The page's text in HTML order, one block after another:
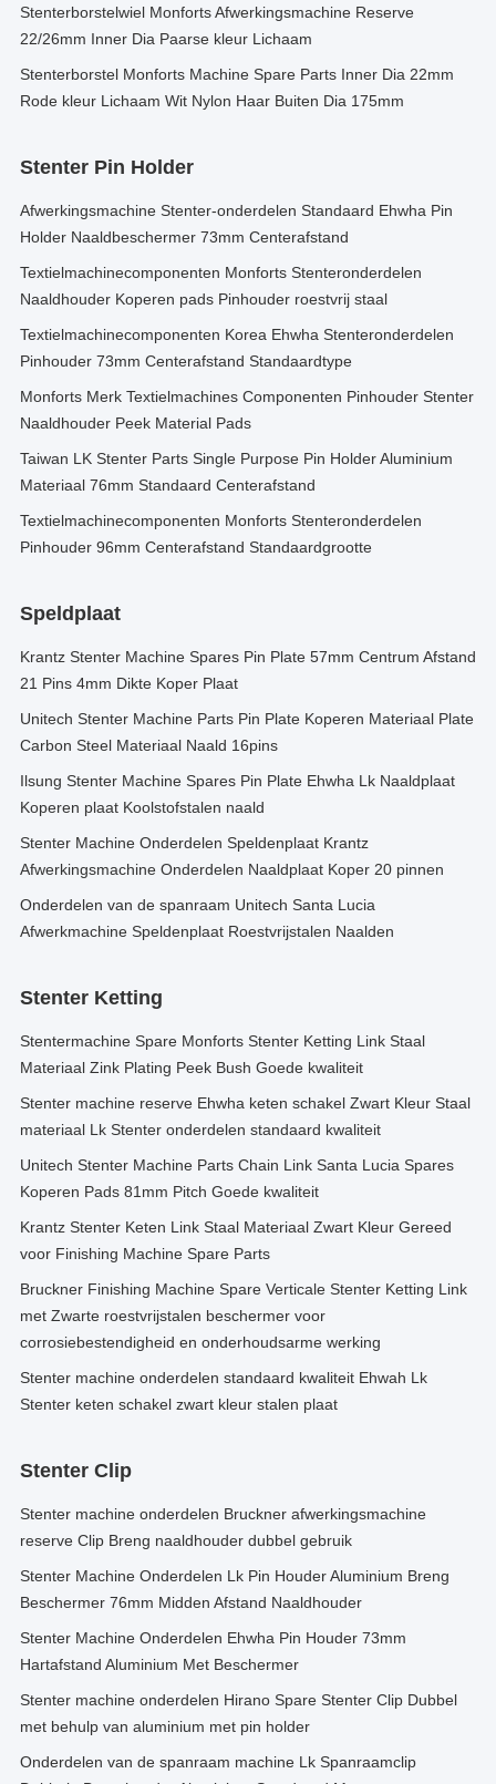
Stenterborstelwiel Monforts Afwerkingsmachine Reserve
22/26mm Inner Dia Paarse kleur Lichaam
Stenterborstel Monforts Machine Spare Parts Inner Dia 22mm
Rode kleur Lichaam Wit Nylon Haar Buiten Dia 175mm
Stenter Pin Holder
Afwerkingsmachine Stenter-onderdelen Standaard Ehwha Pin
Holder Naaldbeschermer 73mm Centerafstand
Textielmachinecomponenten Monforts Stenteronderdelen
Naaldhouder Koperen pads Pinhouder roestvrij staal
Textielmachinecomponenten Korea Ehwha Stenteronderdelen
Pinhouder 73mm Centerafstand Standaardtype
Monforts Merk Textielmachines Componenten Pinhouder Stenter
Naaldhouder Peek Material Pads
Taiwan LK Stenter Parts Single Purpose Pin Holder Aluminium
Materiaal 76mm Standaard Centerafstand
Textielmachinecomponenten Monforts Stenteronderdelen
Pinhouder 96mm Centerafstand Standaardgrootte
Speldplaat
Krantz Stenter Machine Spares Pin Plate 57mm Centrum Afstand
21 Pins 4mm Dikte Koper Plaat
Unitech Stenter Machine Parts Pin Plate Koperen Materiaal Plate
Carbon Steel Materiaal Naald 16pins
Ilsung Stenter Machine Spares Pin Plate Ehwha Lk Naaldplaat
Koperen plaat Koolstofstalen naald
Stenter Machine Onderdelen Speldenplaat Krantz
Afwerkingsmachine Onderdelen Naaldplaat Koper 20 pinnen
Onderdelen van de spanraam Unitech Santa Lucia
Afwerkmachine Speldenplaat Roestvrijstalen Naalden
Stenter Ketting
Stentermachine Spare Monforts Stenter Ketting Link Staal
Materiaal Zink Plating Peek Bush Goede kwaliteit
Stenter machine reserve Ehwha keten schakel Zwart Kleur Staal
materiaal Lk Stenter onderdelen standaard kwaliteit
Unitech Stenter Machine Parts Chain Link Santa Lucia Spares
Koperen Pads 81mm Pitch Goede kwaliteit
Krantz Stenter Keten Link Staal Materiaal Zwart Kleur Gereed
voor Finishing Machine Spare Parts
Bruckner Finishing Machine Spare Verticale Stenter Ketting Link
met Zwarte roestvrijstalen beschermer voor
corrosiebestendigheid en onderhoudsarme werking
Stenter machine onderdelen standaard kwaliteit Ehwah Lk
Stenter keten schakel zwart kleur stalen plaat
Stenter Clip
Stenter machine onderdelen Bruckner afwerkingsmachine
reserve Clip Breng naaldhouder dubbel gebruik
Stenter Machine Onderdelen Lk Pin Houder Aluminium Breng
Beschermer 76mm Midden Afstand Naaldhouder
Stenter Machine Onderdelen Ehwha Pin Houder 73mm
Hartafstand Aluminium Met Beschermer
Stenter machine onderdelen Hirano Spare Stenter Clip Dubbel
met behulp van aluminium met pin holder
Onderdelen van de spanraam machine Lk Spanraamclip